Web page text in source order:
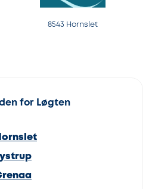
8543 Hornslet
for Løgten